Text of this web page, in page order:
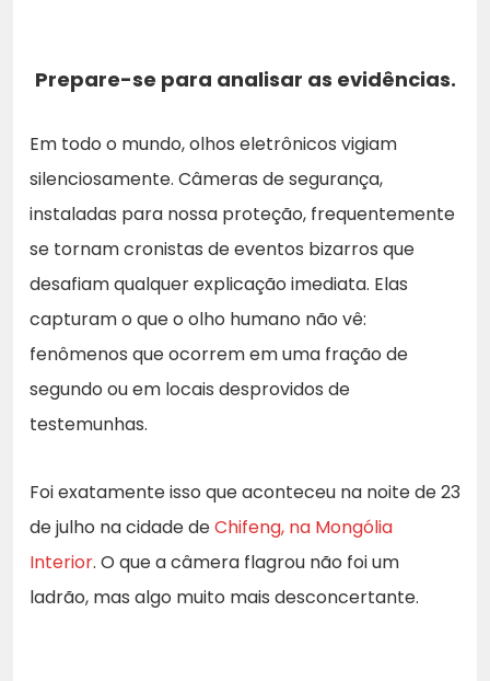
Prepare-se para analisar as evidências.
Em todo o mundo, olhos eletrônicos vigiam
silenciosamente. Câmeras de segurança,
instaladas para nossa proteção, frequentemente
se tornam cronistas de eventos bizarros que
desafiam qualquer explicação imediata. Elas
capturam o que o olho humano não vê:
fenômenos que ocorrem em uma fração de
segundo ou em locais desprovidos de
testemunhas.
Foi exatamente isso que aconteceu na noite de 23
de julho na cidade deChifeng, na Mongólia
Interior. O que a câmera flagrou não foi um
ladrão, mas algo muito mais desconcertante.